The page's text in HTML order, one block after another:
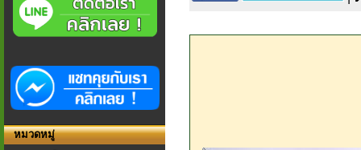
หมวดหมู่